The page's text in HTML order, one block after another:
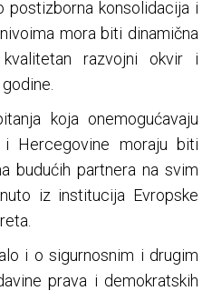
postizborna konsolidacija i
mora biti dinamična
razvojni okvir i
koja onemogućavaju
Hercegovine moraju biti
budućih partnera na svim
iz institucija Evropske
i o sigurnosnim i drugim
prava i demokratskih